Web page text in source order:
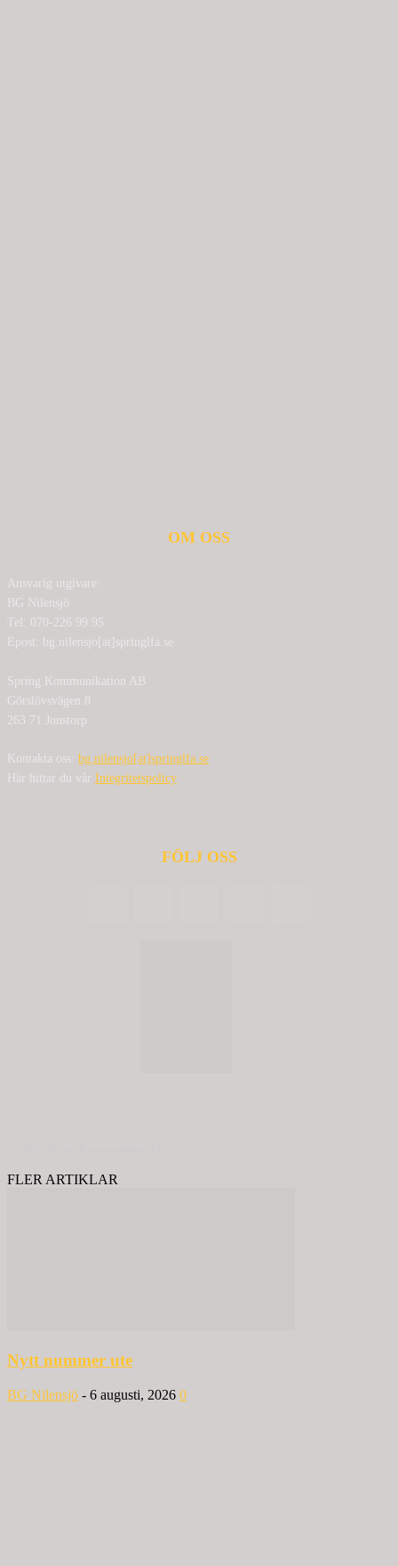
OM OSS
Ansvarig utgivare:
BG Nilensjö
Tel: 070-226 99 95
Epost: bg.nilensjo[at]springlfa.se
Spring Kommunikation AB
Görslövsvägen 8
263 71 Jonstorp
Kontakta oss: bg.nilensjo[at]springlfa.se
Här hittar du vår Integritetspolicy
FÖLJ OSS
FLER ARTIKLAR
Nytt nummer ute
BG Nilensjö - 6 augusti, 2026 0